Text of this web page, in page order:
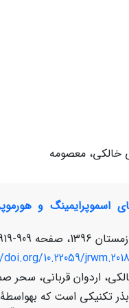
خالکی، معصومه
909-919
10.22059/
اردوان قربانی، سحر
تکنیکی است که